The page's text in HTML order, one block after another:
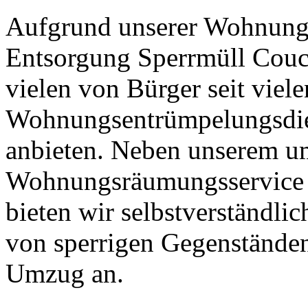
Aufgrund unserer
Entsorgung Sperrmüll
vielen von Bürger seit
anbieten. Neben unserem
bieten wir
von sperrigen
Umzug an.